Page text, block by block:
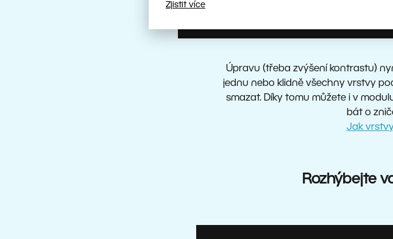
Zjistit více
Úpravu (třeba zvýšení kontrastu)
jednu nebo klidně všechny vrstvy
smazat. Díky tomu můžete i v
bát o
Jak
Rozhýbejte